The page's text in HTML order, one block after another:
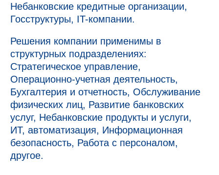
Небанковские кредитные организации,
Госструктуры, IT-компании.
Решения компании применимы в
структурных подразделениях:
Стратегическое управление,
Операционно-учетная деятельность,
Бухгалтерия и отчетность, Обслуживание
физических лиц, Развитие банковских
услуг, Небанковские продукты и услуги,
ИТ, автоматизация, Информационная
безопасность, Работа с персоналом,
другое.